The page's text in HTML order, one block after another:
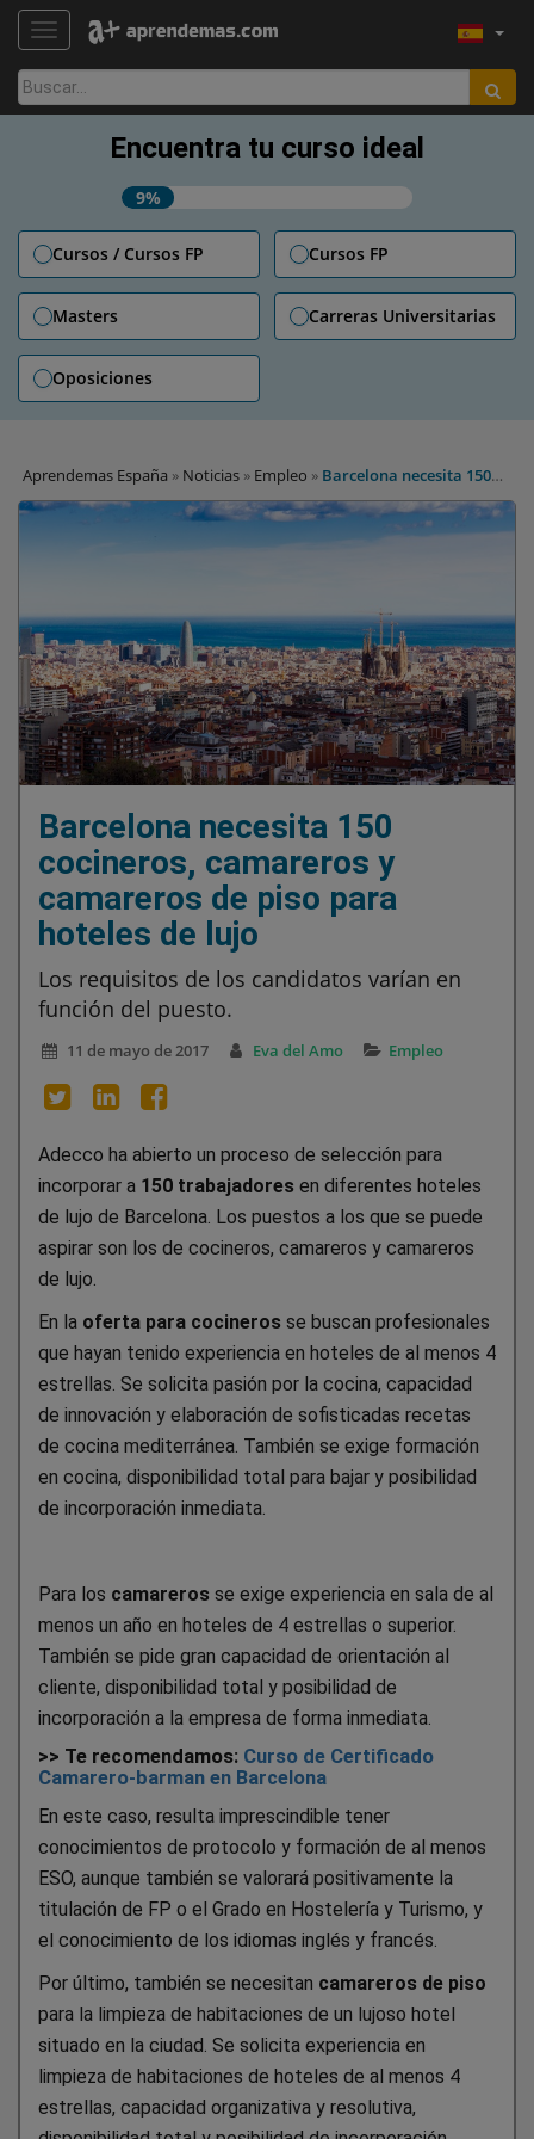
TOGGLE NAVIGATION
Buscar:
Encuentra tu curso ideal
9%
Cursos / Cursos FP Cursos FP
Masters Carreras Universitarias
Oposiciones
Aprendemas España » Noticias » Empleo » Barcelona necesita 150
cocineros, camareros y camareros de piso para hoteles de lujo
Barcelona necesita 150
cocineros, camareros y
camareros de piso para
hoteles de lujo
Los requisitos de los candidatos varían en
función del puesto.
11 de mayo de 2017 Eva del Amo Empleo
Adecco ha abierto un proceso de selección para
incorporar a 150 trabajadores en diferentes hoteles
de lujo de Barcelona. Los puestos a los que se puede
aspirar son los de cocineros, camareros y camareros
de lujo.
En la oferta para cocineros se buscan profesionales
que hayan tenido experiencia en hoteles de al menos 4
estrellas. Se solicita pasión por la cocina, capacidad
de innovación y elaboración de sofisticadas recetas
de cocina mediterránea. También se exige formación
en cocina, disponibilidad total para bajar y posibilidad
de incorporación inmediata.
Para los camareros se exige experiencia en sala de al
menos un año en hoteles de 4 estrellas o superior.
También se pide gran capacidad de orientación al
cliente, disponibilidad total y posibilidad de
incorporación a la empresa de forma inmediata.
>> Te recomendamos: Curso de Certificado
Camarero-barman en Barcelona
En este caso, resulta imprescindible tener
conocimientos de protocolo y formación de al menos
ESO, aunque también se valorará positivamente la
titulación de FP o el Grado en Hostelería y Turismo, y
el conocimiento de los idiomas inglés y francés.
Por último, también se necesitan camareros de piso
para la limpieza de habitaciones de un lujoso hotel
situado en la ciudad. Se solicita experiencia en
limpieza de habitaciones de hoteles de al menos 4
estrellas, capacidad organizativa y resolutiva,